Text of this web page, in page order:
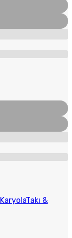
KaryolaTakı &